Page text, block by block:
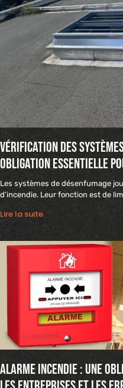
Vérification des
obligation essentielle
Les systèmes de désenfumage
d’incendie. Leur fonction est de
Lire la suite
Alarme incendie : une